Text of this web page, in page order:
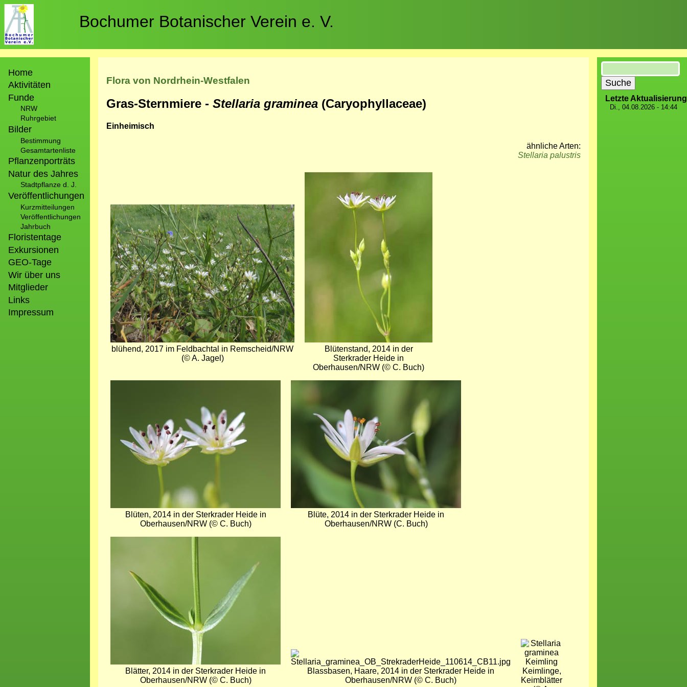
Direkt
zum
Inhalt
Bochumer Botanischer Verein e. V.
Home
Aktivitäten
Funde
NRW
Ruhrgebiet
Bilder
Bestimmung
Gesamtartenliste
Pflanzenporträts
Natur des Jahres
Stadtpflanze d. J.
Veröffentlichungen
Kurzmitteilungen
Veröffentlichungen
Jahrbuch
Floristentage
Exkursionen
GEO-Tage
Wir über uns
Mitglieder
Links
Impressum
Flora von Nordrhein-Westfalen
Gras-Sternmiere - Stellaria graminea (Caryophyllaceae)
Einheimisch
ähnliche Arten:
Stellaria palustris
Bild
blühend, 2017 im Feldbachtal in Remscheid/NRW
(© A. Jagel)
Blütenstand, 2014 in der
Sterkrader Heide in
Oberhausen/NRW (© C. Buch)
Blüten, 2014 in der Sterkrader Heide in
Oberhausen/NRW (© C. Buch)
Blüte, 2014 in der Sterkrader Heide in
Oberhausen/NRW (C. Buch)
Blätter, 2014 in der Sterkrader Heide in
Oberhausen/NRW (© C. Buch)
Bild
Blassbasen, Haare, 2014 in der Sterkrader Heide in
Oberhausen/NRW (© C. Buch)
Bild
Keimlinge,
Keimblätter
Suche
Letzte Aktualisierung
Di., 04.08.2026 - 14:44